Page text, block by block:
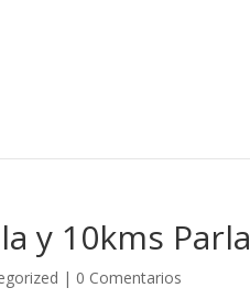
y 10kms Parla
| 0 Comentarios